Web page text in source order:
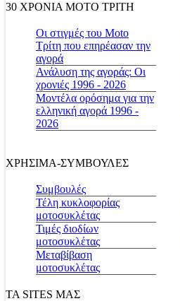
30 ΧΡΟΝΙΑ MOTO ΤΡΙΤΗ
Οι στιγμές του Moto
Τρίτη που επηρέασαν την
αγορά
Ανάλυση της αγοράς: Οι
χρονιές 1996 - 2026
Μοντέλα ορόσημα για την
ελληνική αγορά 1996 -
2026
ΧΡΗΣΙΜΑ-ΣΥΜΒΟΥΛΕΣ
Συμβουλές
Τέλη κυκλοφορίας
μοτοσυκλέτας
Τιμές διοδίων
μοτοσυκλέτας
Μεταβίβαση
μοτοσυκλέτας
ΤΑ SITES ΜΑΣ